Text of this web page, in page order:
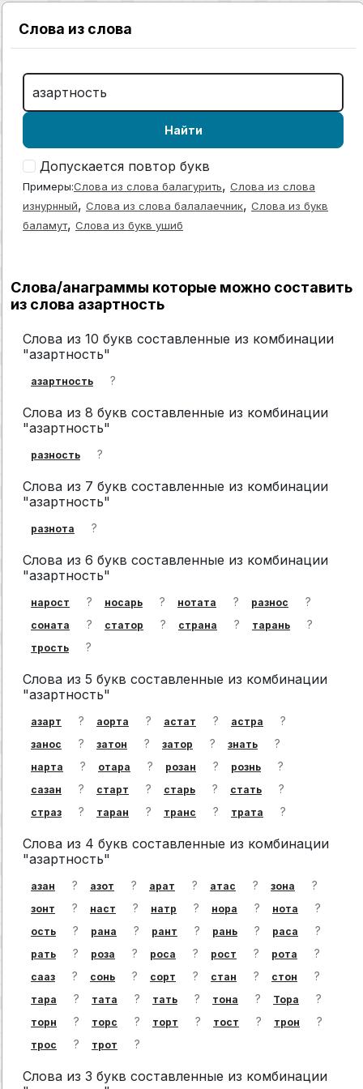
Слова из слова
Найти
Допускается повтор букв
Примеры:Слова из слова балагурить, Слова из слова
изнурнный, Слова из слова балалаечник, Слова из букв
баламут, Слова из букв ушиб
Слова/анаграммы которые можно составить
из слова азартность
Слова из 10 букв составленные из комбинации
"азартность"
азартность ?
Слова из 8 букв составленные из комбинации
"азартность"
разность ?
Слова из 7 букв составленные из комбинации
"азартность"
разнота ?
Слова из 6 букв составленные из комбинации
"азартность"
нарост ? носарь ? нотата ? разнос ?
соната ? статор ? страна ? тарань ?
трость ?
Слова из 5 букв составленные из комбинации
"азартность"
азарт ? аорта ? астат ? астра ?
занос ? затон ? затор ? знать ?
нарта ? отара ? розан ? рознь ?
сазан ? старт ? старь ? стать ?
страз ? таран ? транс ? трата ?
Слова из 4 букв составленные из комбинации
"азартность"
азан ? азот ? арат ? атас ? зона ?
зонт ? наст ? натр ? нора ? нота ?
ость ? рана ? рант ? рань ? раса ?
рать ? роза ? роса ? рост ? рота ?
сааз ? сонь ? сорт ? стан ? стон ?
тара ? тата ? тать ? тона ? Тора ?
торн ? торс ? торт ? тост ? трон ?
трос ? трот ?
Слова из 3 букв составленные из комбинации